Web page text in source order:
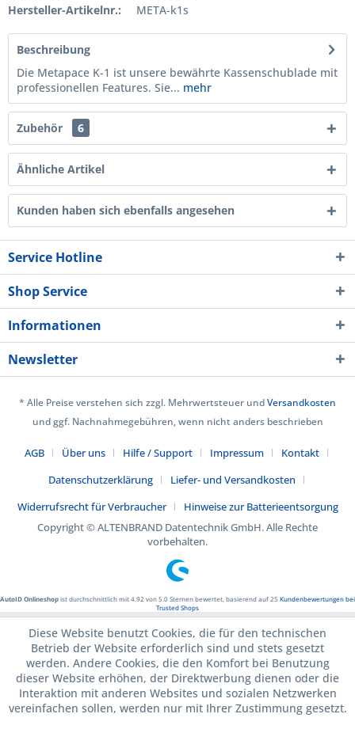
Hersteller-Artikelnr.:
META-k1s
Beschreibung
Die Metapace K-1 ist unsere bewährte Kassenschublade mit
professionellen Features. Sie... mehr
Zubehör 6
Ähnliche Artikel
Kunden haben sich ebenfalls angesehen
Service Hotline
Shop Service
Informationen
Newsletter
* Alle Preise verstehen sich zzgl. Mehrwertsteuer undVersandkosten
und ggf. Nachnahmegebühren, wenn nicht anders beschrieben
AGB Über uns Hilfe / Support Impressum
Kontakt
Datenschutzerklärung
Liefer- und Versandkosten
Widerrufsrecht für Verbraucher
Hinweise zur Batterieentsorgung
Copyright © ALTENBRAND Datentechnik GmbH. Alle Rechte
vorbehalten.
AutoID Onlineshopist durchschnittlich mit4.92 von5.0Sternen bewertet, basierend auf25 Kundenbewertungen bei
Trusted Shops
Diese Website benutzt Cookies, die für den technischen
Betrieb der Website erforderlich sind und stets gesetzt
werden. Andere Cookies, die den Komfort bei Benutzung
dieser Website erhöhen, der Direktwerbung dienen oder die
Interaktion mit anderen Websites und sozialen Netzwerken
vereinfachen sollen, werden nur mit Ihrer Zustimmung gesetzt.